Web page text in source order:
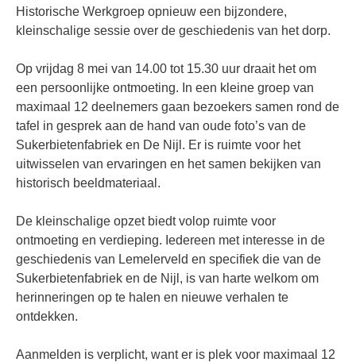
Historische Werkgroep opnieuw een bijzondere,
kleinschalige sessie over de geschiedenis van het dorp.
Op vrijdag 8 mei van 14.00 tot 15.30 uur draait het om
een persoonlijke ontmoeting. In een kleine groep van
maximaal 12 deelnemers gaan bezoekers samen rond de
tafel in gesprek aan de hand van oude foto’s van de
Sukerbietenfabriek en De Nijl. Er is ruimte voor het
uitwisselen van ervaringen en het samen bekijken van
historisch beeldmateriaal.
De kleinschalige opzet biedt volop ruimte voor
ontmoeting en verdieping. Iedereen met interesse in de
geschiedenis van Lemelerveld en specifiek die van de
Sukerbietenfabriek en de Nijl, is van harte welkom om
herinneringen op te halen en nieuwe verhalen te
ontdekken.
Aanmelden is verplicht, want er is plek voor maximaal 12